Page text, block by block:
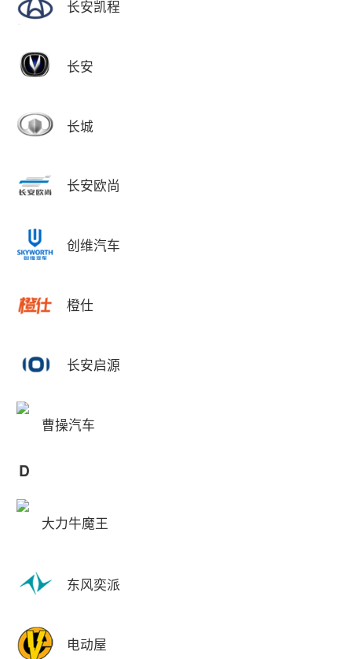
长安凯程
长安
长城
长安欧尚
创维汽车
橙仕
长安启源
曹操汽车
D
大力牛魔王
东风奕派
电动屋